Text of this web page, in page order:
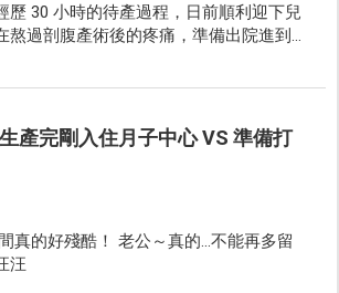
歷 30 小時的待產過程，日前順利迎下兒
熬過剖腹產術後的疼痛，準備出院進到
生產完剛入住月子中心 VS 準備打
真的好殘酷！ 老公～真的...不能再多留
汪